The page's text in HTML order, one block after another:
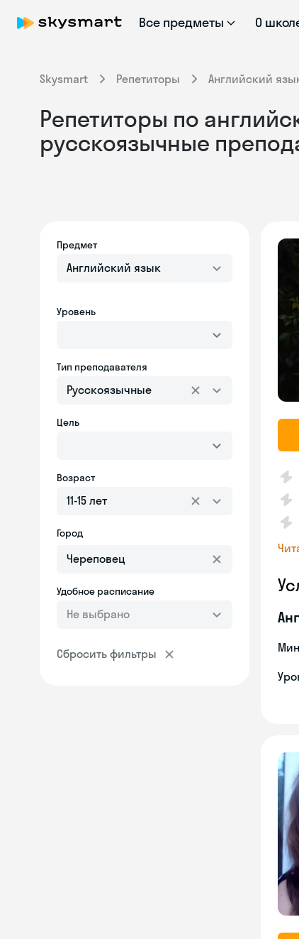
Все предметы О
Skysmart Репетиторы Английский
Репетиторы по
русскоязычные
Предмет
Английский язык
Уровень
Тип преподавателя
Русскоязычные
Цель
Возраст
11-15 лет
Город
Удобное расписание
Не выбрано
Сбросить фильтры